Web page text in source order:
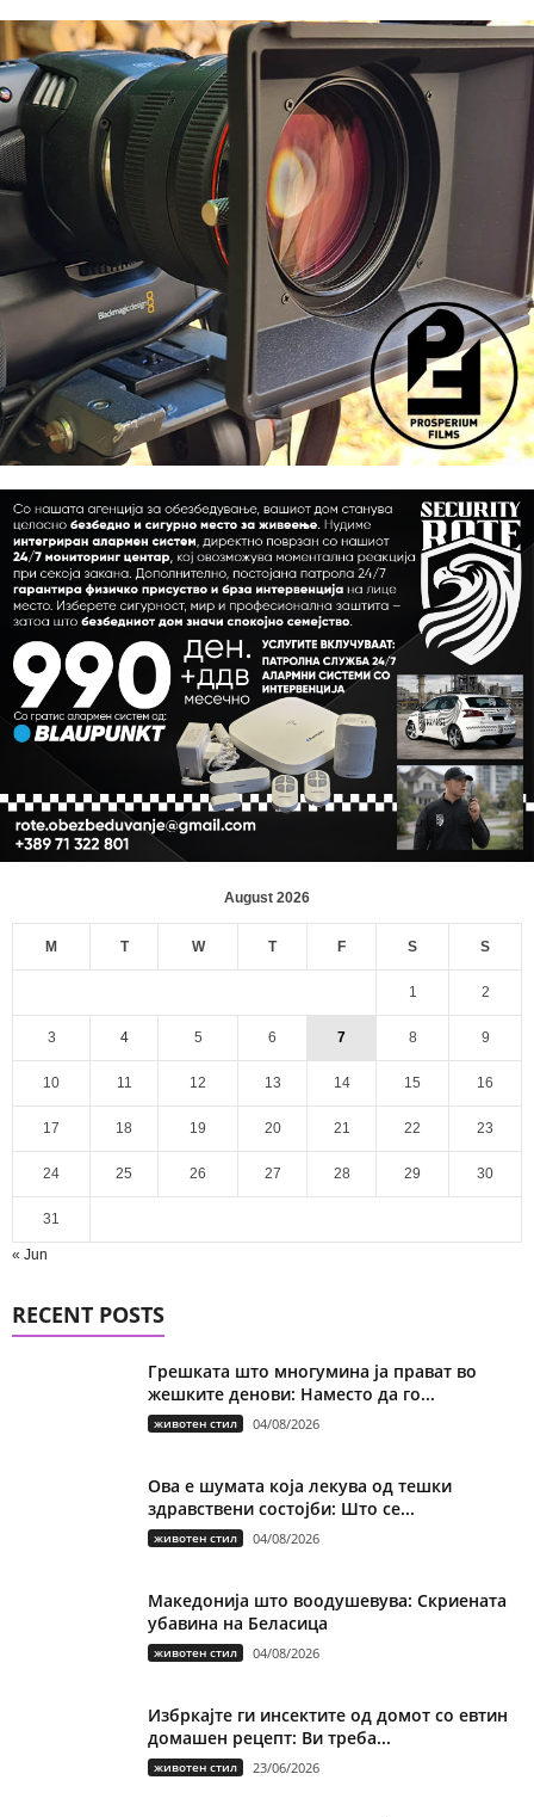
August 2026
M T W T F S S
1 2
3 4 5 6 7 8 9
10 11 12 13 14 15 16
17 18 19 20 21 22 23
24 25 26 27 28 29 30
31
« Jun
RECENT POSTS
Грешката што многумина ја прават во
жешките денови: Наместо да го...
животен стил 04/08/2026
Ова е шумата која лекува од тешки
здравствени состојби: Што се...
животен стил 04/08/2026
Македонија што воодушевува: Скриената
убавина на Беласица
животен стил 04/08/2026
Избркајте ги инсектите од домот со евтин
домашен рецепт: Ви треба...
животен стил 23/06/2026